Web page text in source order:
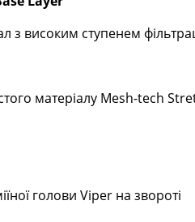
з високим ступенем
матеріалу Mesh-tech
голови Viper на звороті